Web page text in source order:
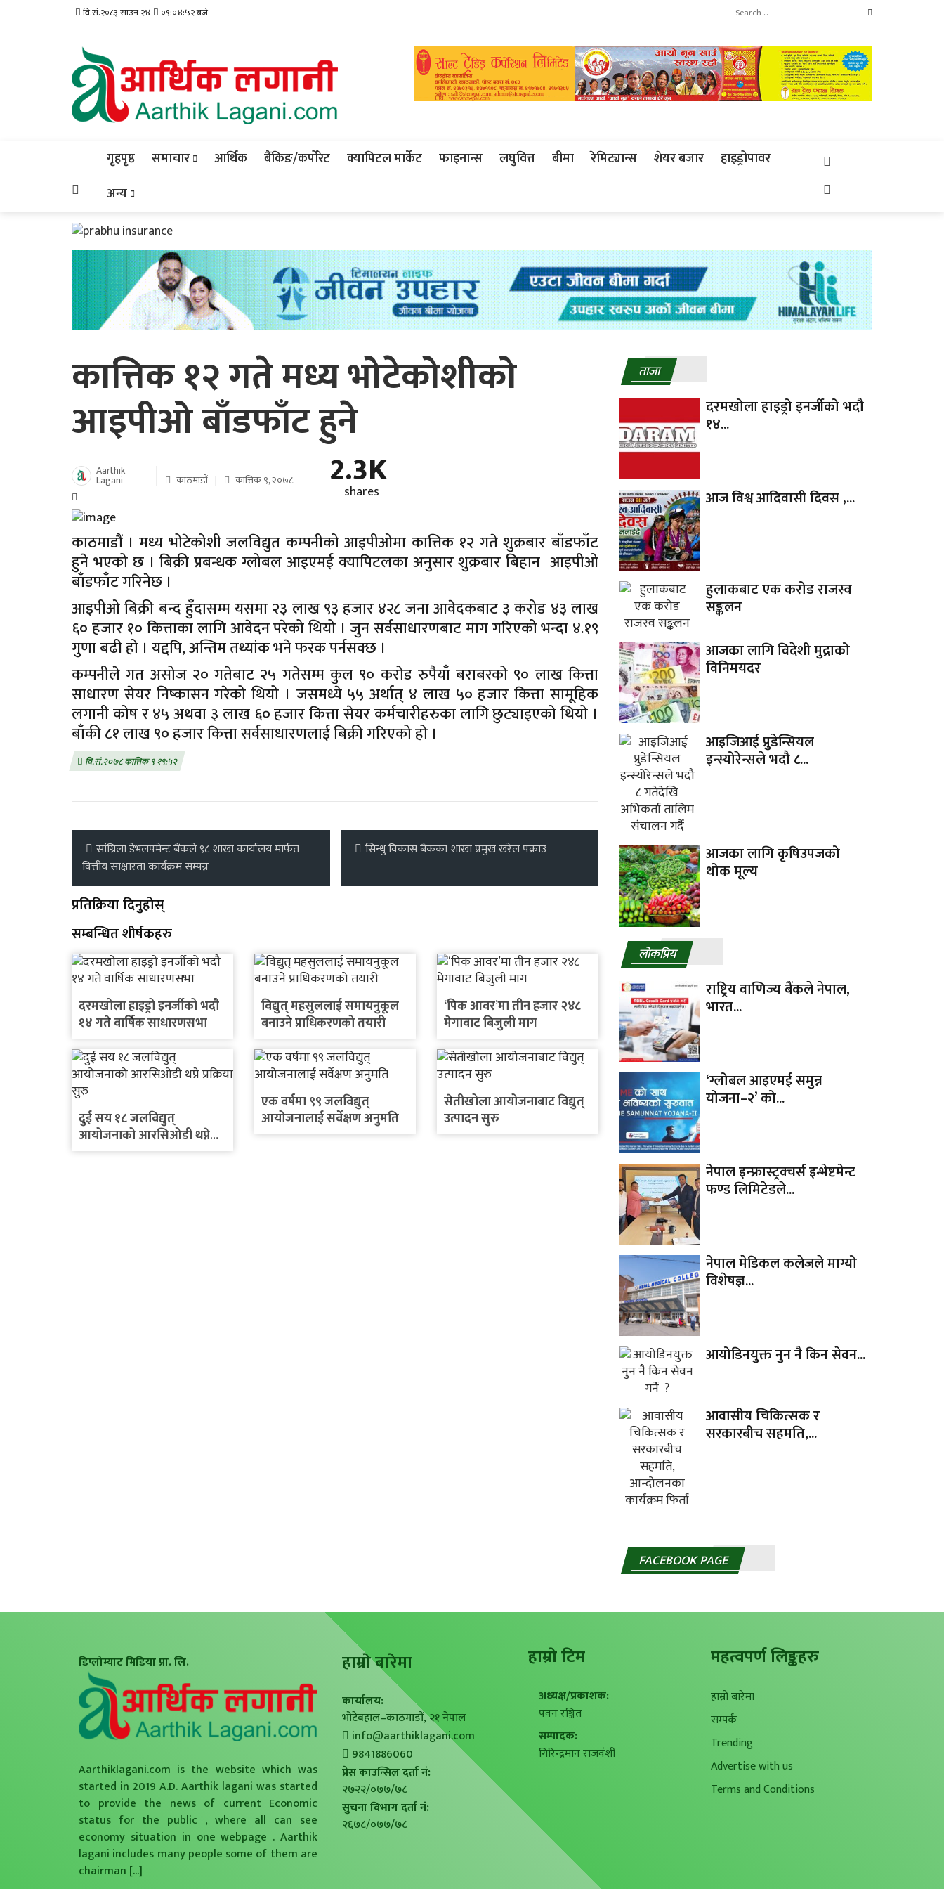
वि.सं.२०८३ साउन २४ ०९:०४:५३ बजे
गृहपृष्ठ समाचार आर्थिक बैंकिङ/कर्पोरेट क्यापिटल मार्केट फाइनान्स लघुवित्त बीमा रेमिट्यान्स शेयर बजार
हाइड्रोपावर
अन्य
कात्तिक १२ गते मध्य भोटेकोशीको
आइपीओ बाँडफाँट हुने
Aarthik
Lagani काठमाडौं कात्तिक ९, २०७८ 2.3K
shares
काठमाडौं । मध्य भोटेकोशी जलविद्युत कम्पनीको आइपीओमा कात्तिक १२ गते शुक्रबार बाँडफाँट
हुने भएको छ । बिक्री प्रबन्धक ग्लोबल आइएमई क्यापिटलका अनुसार शुक्रबार बिहान आइपीओ
बाँडफाँट गरिनेछ ।
आइपीओ बिक्री बन्द हुँदासम्म यसमा २३ लाख ९३ हजार ४२८ जना आवेदकबाट ३ करोड ४३ लाख
६० हजार १० कित्ताका लागि आवेदन परेको थियो । जुन सर्वसाधारणबाट माग गरिएको भन्दा ४.१९
गुणा बढी हो । यद्दपि, अन्तिम तथ्यांक भने फरक पर्नसक्छ ।
कम्पनीले गत असोज २० गतेबाट २५ गतेसम्म कुल ९० करोड रुपैयाँ बराबरको ९० लाख कित्ता
साधारण सेयर निष्कासन गरेको थियो । जसमध्ये ५५ अर्थात् ४ लाख ५० हजार कित्ता सामूहिक
लगानी कोष र ४५ अथवा ३ लाख ६० हजार कित्ता सेयर कर्मचारीहरुका लागि छुट्याइएको थियो ।
बाँकी ८१ लाख ९० हजार कित्ता सर्वसाधारणलाई बिक्री गरिएको हो ।
वि.सं.२०७८ कात्तिक ९ १९:५२
सांग्रिला डेभलपमेन्ट बैंकले ९८ शाखा कार्यालय मार्फत
वित्तीय साक्षारता कार्यक्रम सम्पन्न
सिन्धु विकास बैंकका शाखा प्रमुख खरेल पक्राउ
प्रतिक्रिया दिनुहोस्
सम्बन्धित शीर्षकहरु
दरमखोला हाइड्रो इनर्जीको भदौ
१४ गते वार्षिक साधारणसभा
विद्युत् महसुललाई समायनुकूल
बनाउने प्राधिकरणको तयारी
‘पिक आवर’मा तीन हजार २४८
मेगावाट बिजुली माग
दुई सय १८ जलविद्युत्
आयोजनाको आरसिओडी थप्ने
एक वर्षमा ९९ जलविद्युत्
आयोजनालाई सर्वेक्षण अनुमति
सेतीखोला आयोजनाबाट विद्युत्
उत्पादन सुरु
ताजा
दरमखोला हाइड्रो इनर्जीको भदौ
१४...
आज विश्व आदिवासी दिवस ,...
हुलाकबाट एक करोड राजस्व
सङ्कलन
आजका लागि विदेशी मुद्राको
विनिमयदर
आइजिआई प्रुडेन्सियल
इन्स्योरेन्सले भदौ ८...
आजका लागि कृषिउपजको
थोक मूल्य
लाेकप्रिय
राष्ट्रिय वाणिज्य बैंकले नेपाल,
भारत...
‘ग्लोबल आइएमई समुन्न
योजना–२’ को...
नेपाल इन्फ्रास्ट्रक्चर्स इन्भेष्टमेन्ट
फण्ड लिमिटेडले...
नेपाल मेडिकल कलेजले माग्यो
विशेषज्ञ...
आयोडिनयुक्त नुन नै किन सेवन...
आवासीय चिकित्सक र
सरकारबीच सहमति,...
FACEBOOK PAGE
डिप्लोम्याट मिडिया प्रा. लि.
Aarthiklagani.com is the website which was
started in 2019 A.D. Aarthik lagani was started
to provide the news of current Economic
status for the public , where all can see
economy situation in one webpage . Aarthik
lagani includes many people some of them are
chairman [...]
हाम्राे बारेमा
कार्यालय:
भोटेबहाल–काठमाडौं, २१ नेपाल
info@aarthiklagani.com
9841886060
प्रेस काउन्सिल दर्ता नं:
२७२२/०७७/७८
सुचना विभाग दर्ता नं:
२६७८/०७७/७८
हाम्राे टिम
अध्यक्ष/प्रकाशक:
पवन रञ्जित
सम्पादक:
गिरिन्द्रमान राजवंशी
महत्वपर्ण लिङ्कहरु
हाम्रो बारेमा
सम्पर्क
Trending
Advertise with us
Terms and Conditions